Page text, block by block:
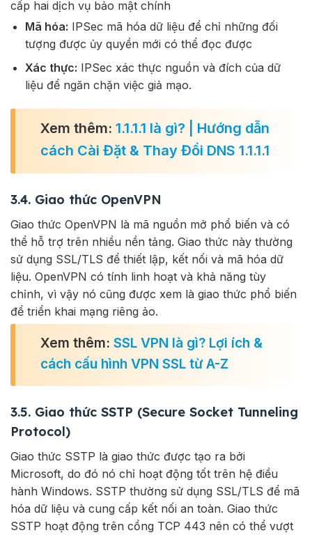
cấp hai dịch vụ bảo mật chính
Mã hóa: IPSec mã hóa dữ liệu để chỉ những đối
tượng được ủy quyền mới có thể đọc được
Xác thực: IPSec xác thực nguồn và đích của dữ
liệu để ngăn chặn việc giả mạo.
Xem thêm: 1.1.1.1 là gì? | Hướng dẫn
cách Cài Đặt & Thay Đổi DNS 1.1.1.1
3.4. Giao thức OpenVPN
Giao thức OpenVPN là mã nguồn mở phổ biến và có
thể hỗ trợ trên nhiều nền tảng. Giao thức này thường
sử dụng SSL/TLS để thiết lập, kết nối và mã hóa dữ
liệu. OpenVPN có tính linh hoạt và khả năng tùy
chỉnh, vì vậy nó cũng được xem là giao thức phổ biến
để triển khai mạng riêng ảo.
Xem thêm: SSL VPN là gì? Lợi ích &
cách cấu hình VPN SSL từ A-Z
3.5. Giao thức SSTP (Secure Socket Tunneling
Protocol)
Giao thức SSTP là giao thức được tạo ra bởi
Microsoft, do đó nó chỉ hoạt động tốt trên hệ điều
hành Windows. SSTP thường sử dụng SSL/TLS để mã
hóa dữ liệu và cung cấp kết nối an toàn. Giao thức
SSTP hoạt động trên cổng TCP 443 nên có thể vượt